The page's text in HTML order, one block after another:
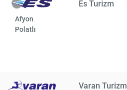
Es Turizm
Afyon
Polatlı
Varan Turizm